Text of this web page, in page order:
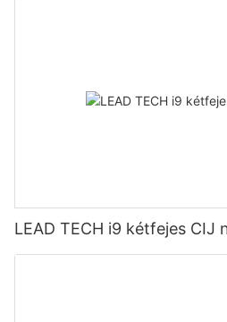
LEAD TECH i9 kétfejes CIJ